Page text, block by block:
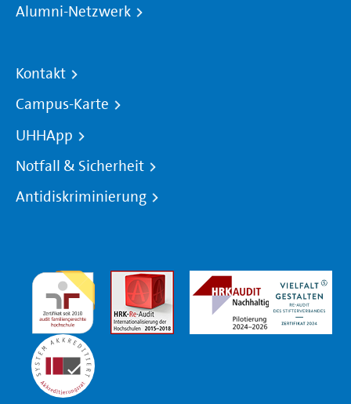
Alumni-Netzwerk
Kontakt
Campus-Karte
UHHApp
Notfall & Sicherheit
Antidiskriminierung